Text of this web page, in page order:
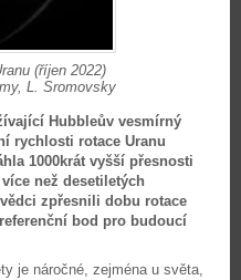
(říjen 2022)
L. Sromovsky
Hubbleův vesmírný
rychlosti rotace Uranu
1000krát vyšší přesnosti
než desetiletých
zpřesnili dobu rotace
bod pro budoucí
je náročné, zejména u světa,